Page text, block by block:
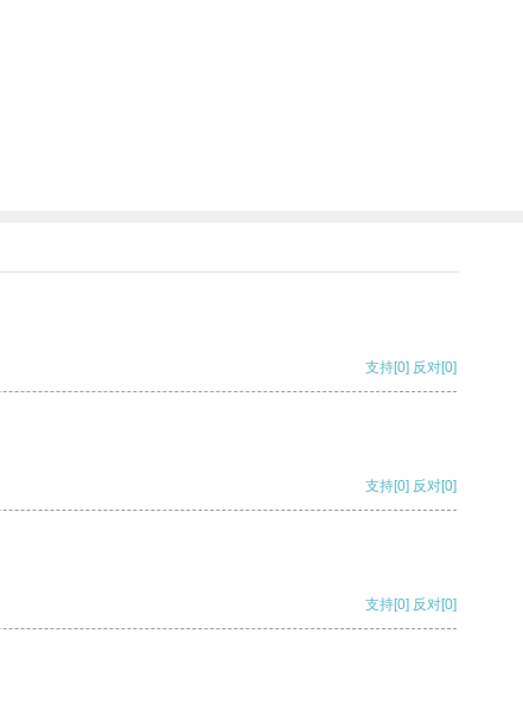
支持[0] 反对[0]
支持[0] 反对[0]
支持[0] 反对[0]